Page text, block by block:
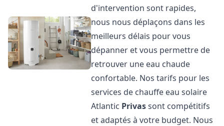
d'intervention sont rapides,
nous nous déplaçons dans les
meilleurs délais pour vous
dépanner et vous permettre de
retrouver une eau chaude
confortable. Nos tarifs pour les
services de chauffe eau solaire
Atlantic Privassont compétitifs
et adaptés à votre budget. Nous